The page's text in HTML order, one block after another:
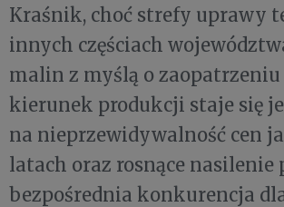
Kraśnik, choć strefy uprawy
innych częściach
malin z myślą o
kierunek produkcji staje się
na nieprzewidywalność cen
latach oraz rosnące
bezpośrednia konkurencja